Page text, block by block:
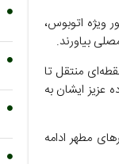
شد، به طور ویژه اتوبوس،
بیاورند.
باید به نقطه‌ای منتقل تا
عزیز ایشان به
مطهر ادامه